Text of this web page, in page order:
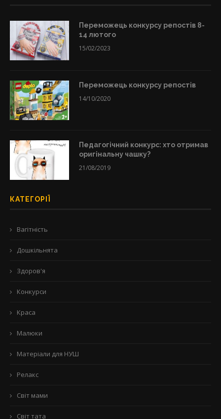
Переможець конкурсу репостів 8-
14 лютого
15/02/2023
Переможець конкурсу репостів
14/10/2020
Педагогічний конкурс: хто отримав
оригінальну чашку?
21/08/2019
КАТЕГОРІЇ
Вагітність
Дошкільнята
Здоров'я
Конкурси
Краса
Малюки
Матеріали для НУШ
Релакс
Світ мами
Світ тата